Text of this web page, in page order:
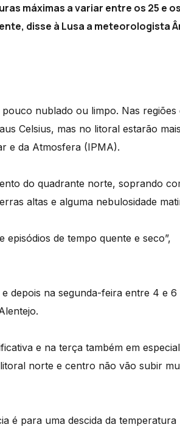
máximas a variar entre os 25 e
disse à Lusa a meteorologista
nublado ou limpo. Nas regiões
Celsius, mas no litoral estarão mais
e da Atmosfera (IPMA).
do quadrante norte, soprando
altas e alguma nebulosidade
de tempo quente e seco”,
depois na segunda-feira entre 4 e 6
e na terça também em
norte e centro não vão subir
é para uma descida da temperatura